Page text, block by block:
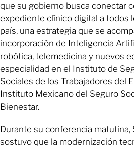
que su gobierno busca conectar
expediente clínico digital a todos
país, una estrategia que se
incorporación de Inteligencia
robótica, telemedicina y nuevos
especialidad en el Instituto de
Sociales de los Trabajadores del
Instituto Mexicano del Seguro
Bienestar.
Durante su conferencia matutina,
sostuvo que la modernización